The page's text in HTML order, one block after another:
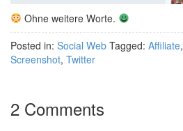
Ohne weitere Worte.
Posted in: Social Web Tagged: Affiliate,
Screenshot, Twitter
2 Comments